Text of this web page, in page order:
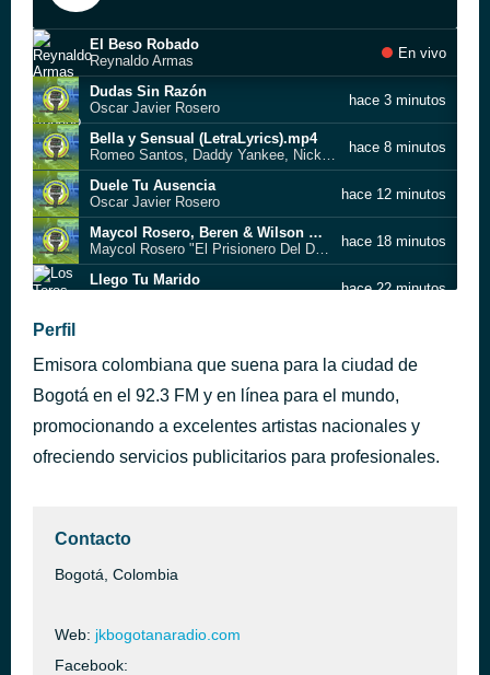
El Beso Robado
Reynaldo Armas
En vivo
Dudas Sin Razón
Oscar Javier Rosero
hace 3 minutos
Bella y Sensual (LetraLyrics).mp4
Romeo Santos, Daddy Yankee, Nicky Jam
hace 8 minutos
Duele Tu Ausencia
Oscar Javier Rosero
hace 12 minutos
Maycol Rosero, Beren & Wilson Calderon - No Sufriré Por Nadie (Video Oficial)
Maycol Rosero "El Prisionero Del Despecho"
hace 18 minutos
Llego Tu Marido
hace 22 minutos
El merengue
Marshmello & Carnage
hace 43 minutos
Que tire pa lante
Perfil
Emisora colombiana que suena para la ciudad de
Bogotá en el 92.3 FM y en línea para el mundo,
promocionando a excelentes artistas nacionales y
ofreciendo servicios publicitarios para profesionales.
Contacto
Bogotá, Colombia
Web: jkbogotanaradio.com
Facebook: